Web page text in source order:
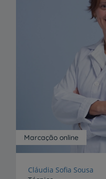
Marcação online
Cláudia Sofia Sousa